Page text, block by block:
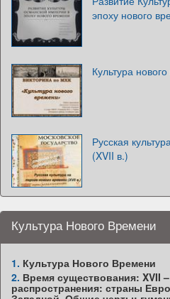
эпоху нового
Культура
Русская
(XVII в.)
Культура Нового Времени
1. Культура Нового Времени
2. Время существования: XVII
распространения: страны